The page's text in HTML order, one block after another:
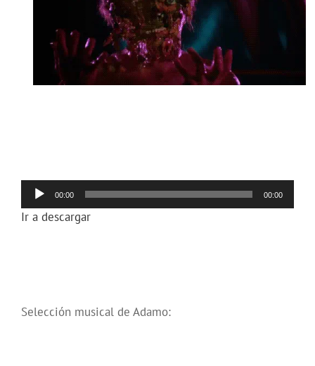
Reproductor
de
audio
00:00 00:00
Ir a descargar
Selección musical de Adamo: